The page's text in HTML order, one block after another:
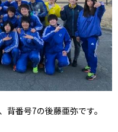
番号7の後藤亜弥です。